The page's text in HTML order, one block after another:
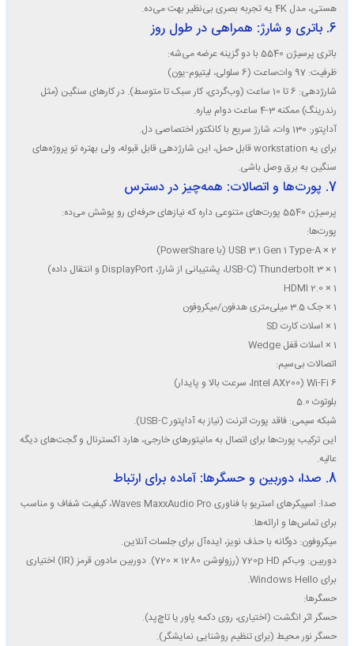
هستی، مدل 4K یه تجربه بصری بی‌نظیر بهت می‌ده.
6. باتری و شارژ: همراهی در طول روز
باتری پرسیژن 5540 با دو گزینه عرضه می‌شه:
ظرفیت: 97 وات‌ساعت (6 سلولی، لیتیوم-یون)
شارژدهی
: 6 تا 10 ساعت (وب‌گردی، کار سبک تا متوسط). در کارهای سنگین (مثل
رندرینگ) ممکنه 3-4 ساعت دوام بیاره.
آداپتور: 130 وات، شارژ سریع با کانکتور اختصاصی دل.
برای یه workstation قابل حمل، این شارژدهی قابل قبوله، ولی بهتره تو پروژه‌های
سنگین به برق وصل باشی.
7. پورت‌ها و اتصالات: همه‌چیز در دسترس
پرسیژن 5540 پورت‌های متنوعی داره که نیازهای حرفه‌ای رو پوشش می‌ده:
پورت‌ها:
2 × USB 3.1 Gen 1 Type-A (با PowerShare)
1 × Thunderbolt 3 (USB-C، پشتیبانی از شارژ، DisplayPort و انتقال داده)
1 × HDMI 2.0
1 × جک 3.5 میلی‌متری هدفون/میکروفون
1 × اسلات کارت SD
1 × اسلات قفل Wedge
اتصالات بی‌سیم:
Wi-Fi 6 (Intel AX200، سرعت بالا و پایدار)
بلوتوث 5.0
شبکه سیمی: فاقد پورت اترنت (نیاز به آداپتور USB-C).
این ترکیب پورت‌ها برای اتصال به مانیتورهای خارجی، هارد اکسترنال و گجت‌های دیگه
عالیه.
8. صدا، دوربین و حسگرها: آماده برای ارتباط
صدا
: اسپیکرهای استریو با فناوری Waves MaxxAudio Pro، کیفیت شفاف و مناسب
برای تماس‌ها و ارائه‌ها.
میکروفون: دوگانه با حذف نویز، ایده‌آل برای جلسات آنلاین.
دوربین
: وب‌کم 720p HD (رزولوشن 1280 × 720). دوربین مادون قرمز (IR) اختیاری
برای Windows Hello.
حسگرها:
حسگر اثر انگشت (اختیاری، روی دکمه پاور یا تاچ‌پد).
حسگر نور محیط (برای تنظیم روشنایی نمایشگر).